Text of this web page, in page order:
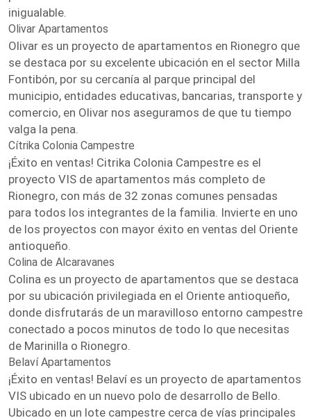
inigualable.
Olivar Apartamentos
Olivar es un proyecto de apartamentos en Rionegro que
se destaca por su excelente ubicación en el sector Milla
Fontibón, por su cercanía al parque principal del
municipio, entidades educativas, bancarias, transporte y
comercio, en Olivar nos aseguramos de que tu tiempo
valga la pena.
Cítrika Colonia Campestre
¡Éxito en ventas! Citrika Colonia Campestre es el
proyecto VIS de apartamentos más completo de
Rionegro, con más de 32 zonas comunes pensadas
para todos los integrantes de la familia. Invierte en uno
de los proyectos con mayor éxito en ventas del Oriente
antioqueño.
Colina de Alcaravanes
Colina es un proyecto de apartamentos que se destaca
por su ubicación privilegiada en el Oriente antioqueño,
donde disfrutarás de un maravilloso entorno campestre
conectado a pocos minutos de todo lo que necesitas
de Marinilla o Rionegro.
Belaví Apartamentos
¡Éxito en ventas! Belaví es un proyecto de apartamentos
VIS ubicado en un nuevo polo de desarrollo de Bello.
Ubicado en un lote campestre cerca de vías principales